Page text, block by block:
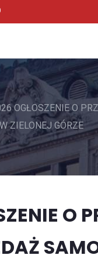
OGŁOSZENIE O
ZIELONEJ GÓRZE
O